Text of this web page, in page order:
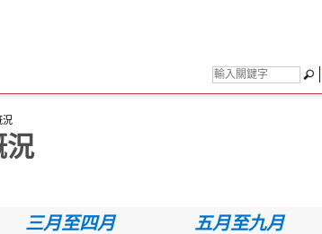
況
況
三月至四月 五月至九月